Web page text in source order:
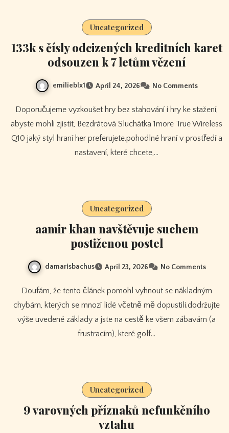
Uncategorized
133k s čísly odcizených kreditních karet
odsouzen k 7 letům vězení
emilieblx1 April 24, 2026 No Comments
Doporučujeme vyzkoušet hry bez stahování i hry ke stažení,
abyste mohli zjistit, Bezdrátová Sluchátka 1more True Wireless
Q10 jaký styl hraní her preferujete.pohodlné hraní v prostředí a
nastavení, které chcete,…
Uncategorized
aamir khan navštěvuje suchem
postiženou postel
damarisbachus April 23, 2026 No Comments
Doufám, že tento článek pomohl vyhnout se nákladným
chybám, kterých se mnozí lidé včetně mě dopustili.dodržujte
výše uvedené základy a jste na cestě ke všem zábavám (a
frustracím), které golf…
Uncategorized
9 varovných příznaků nefunkčního
vztahu